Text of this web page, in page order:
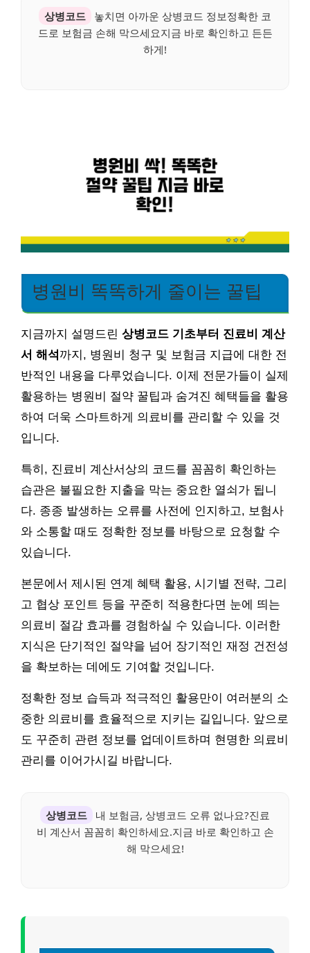
상병코드
놓치면 아까운 상병코드 정보정확한 코
드로 보험금 손해 막으세요지금 바로 확인하고 든든
하게!
병원비 똑똑하게 줄이는 꿀팁
지금까지 설명드린 상병코드 기초부터 진료비 계산
서 해석까지, 병원비 청구 및 보험금 지급에 대한 전
반적인 내용을 다루었습니다. 이제 전문가들이 실제
활용하는 병원비 절약 꿀팁과 숨겨진 혜택들을 활용
하여 더욱 스마트하게 의료비를 관리할 수 있을 것
입니다.
특히, 진료비 계산서상의 코드를 꼼꼼히 확인하는
습관은 불필요한 지출을 막는 중요한 열쇠가 됩니
다. 종종 발생하는 오류를 사전에 인지하고, 보험사
와 소통할 때도 정확한 정보를 바탕으로 요청할 수
있습니다.
본문에서 제시된 연계 혜택 활용, 시기별 전략, 그리
고 협상 포인트 등을 꾸준히 적용한다면 눈에 띄는
의료비 절감 효과를 경험하실 수 있습니다. 이러한
지식은 단기적인 절약을 넘어 장기적인 재정 건전성
을 확보하는 데에도 기여할 것입니다.
정확한 정보 습득과 적극적인 활용만이 여러분의 소
중한 의료비를 효율적으로 지키는 길입니다. 앞으로
도 꾸준히 관련 정보를 업데이트하며 현명한 의료비
관리를 이어가시길 바랍니다.
상병코드
내 보험금, 상병코드 오류 없나요?진료
비 계산서 꼼꼼히 확인하세요.지금 바로 확인하고 손
해 막으세요!